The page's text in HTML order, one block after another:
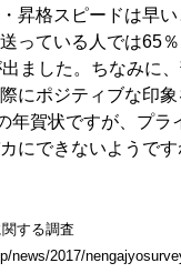
昇格スピードは早
っている人では65
ました。ちなみに
にポジティブな印
年賀状ですが、プラ
にできないようです
する調査
news/2017/